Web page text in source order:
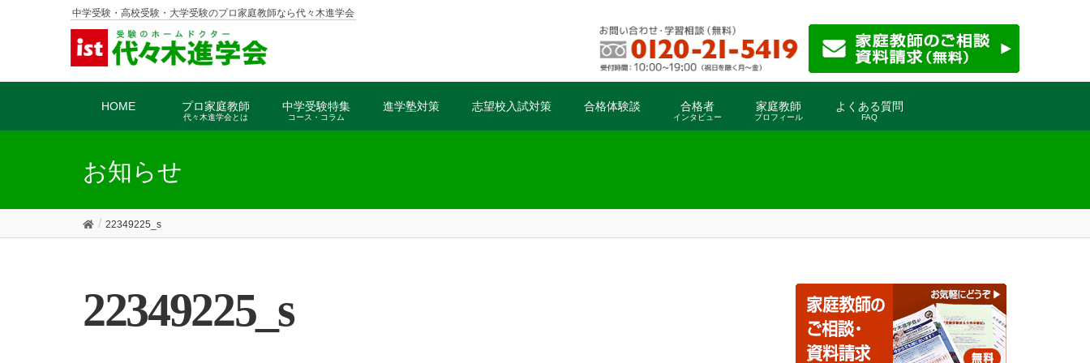
中学受験・高校受験・大学受験のプロ家庭教師なら代々木進学会
HOME プロ家庭教師
代々木進学会とは
中学受験特集
コース・コラム
進学塾対策 志望校入試対策 合格体験談 合格者
インタビュー
家庭教師
プロフィール
よくある質問
FAQ
お知らせ
22349225_s
22349225_s